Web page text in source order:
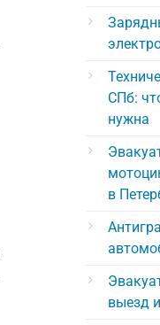
СПб:
нужна
в
выезд